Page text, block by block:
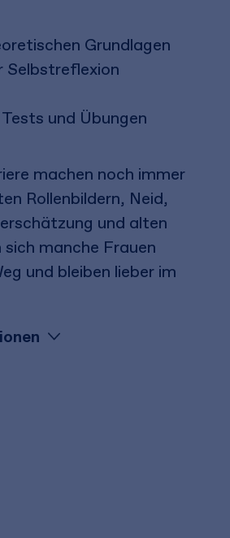
Grundlagen
Selbstreflexion
und Übungen
machen noch immer
Rollenbildern, Neid,
und alten
manche Frauen
und bleiben lieber im